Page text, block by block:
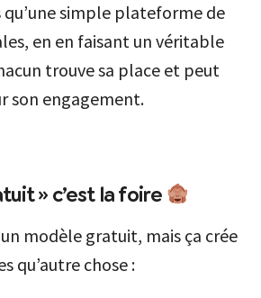
simple plateforme de
en en faisant un véritable
trouve sa place et peut
son engagement.
» c’est la foire
modèle gratuit, mais ça crée
qu’autre chose :